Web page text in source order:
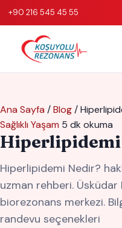
+90 216 545 45 55
Ana Sayfa /Blog/
Sağlıklı Yaşam 5 dk okuma
Hiperlipidemi Nedir?
uzman rehberi. Üsküdar
biorezonans merkezi.
randevu seçenekleri